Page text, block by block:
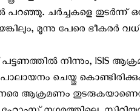
ചർച്ചകളെ തുടർന്ന്
മൂന്നു പേരെ ഭീകരർ
നിന്നും, ISIS
ചെയ്തു
ആക്രമണം